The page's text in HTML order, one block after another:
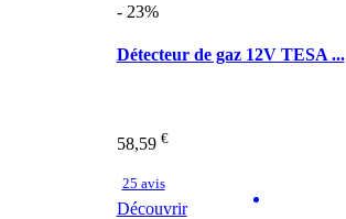
- 23%
Détecteur de gaz 12V TESA ...
58,59 €
25 avis
Découvrir